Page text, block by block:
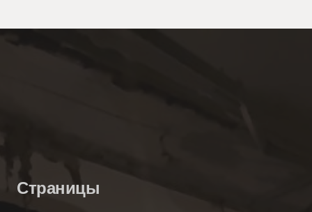
Страницы